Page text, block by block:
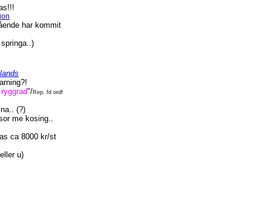
har kommit
"/Rep. fd ordf
(?)
me kosing..
ca 8000 kr/st
u)